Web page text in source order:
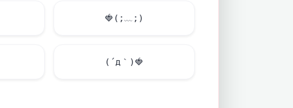
🍓 (;﹏;)
(´д｀) 🍓